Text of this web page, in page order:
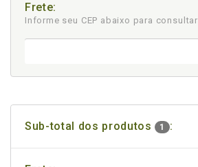
Frete:
Informe seu CEP abaixo para consultar
Sub-total dos produtos 1 :